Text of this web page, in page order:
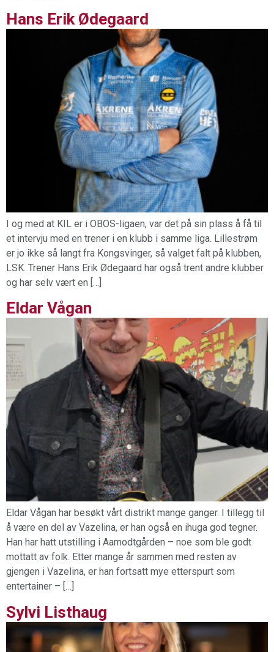
Hans Erik Ødegaard
I og med at KIL er i OBOS-ligaen, var det på sin plass å få til
et intervju med en trener i en klubb i samme liga. Lillestrøm
er jo ikke så langt fra Kongsvinger, så valget falt på klubben,
LSK. Trener Hans Erik Ødegaard har også trent andre klubber
og har selv vært en […]
Eldar Vågan
Eldar Vågan har besøkt vårt distrikt mange ganger. I tillegg til
å være en del av Vazelina, er han også en ihuga god tegner.
Han har hatt utstilling i Aamodtgården – noe som ble godt
mottatt av folk. Etter mange år sammen med resten av
gjengen i Vazelina, er han fortsatt mye etterspurt som
entertainer – […]
Sylvi Listhaug